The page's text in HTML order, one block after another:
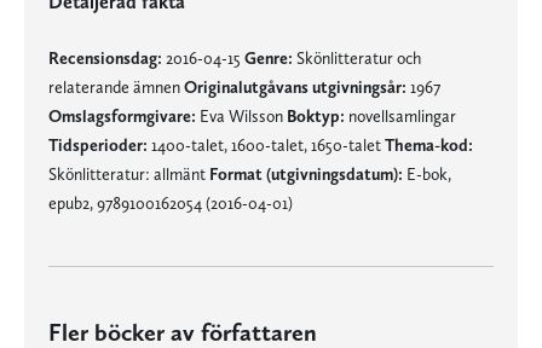
Recensionsdag: 2016-04-15 Genre: Skönlitteratur och
relaterande ämnenOriginalutgåvans utgivningsår: 1967
Omslagsformgivare: Eva Wilsson Boktyp: novellsamlingar
Tidsperioder: 1400-talet, 1600-talet, 1650-taletThema-kod:
Skönlitteratur: allmänt Format (utgivningsdatum): E-bok,
epub2, 9789100162054 (2016-04-01)
Fler böcker av författaren